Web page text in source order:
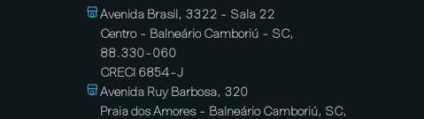
Avenida Brasil, 3322 - Sala 22
Centro - Balneário Camboriú - SC,
88.330-060
CRECI 6854-J
Avenida Ruy Barbosa, 320
Praia dos Amores - Balneário Camboriú, SC,